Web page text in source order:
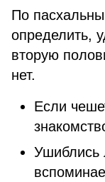
По
определить,
вторую
нет.
Если
Ушиблись